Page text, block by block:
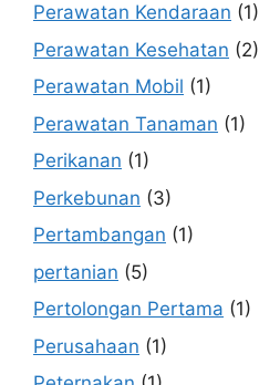
Perawatan Kendaraan (1)
Perawatan Kesehatan (2)
Perawatan Mobil (1)
Perawatan Tanaman (1)
Perikanan (1)
Perkebunan (3)
Pertambangan (1)
pertanian (5)
Pertolongan Pertama (1)
Perusahaan (1)